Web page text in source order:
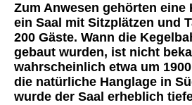
Zum Anwesen gehörten eine
ein Saal mit Sitzplätzen und
200 Gäste. Wann die
gebaut wurden, ist nicht
wahrscheinlich etwa um
die natürliche Hanglage in
wurde der Saal erheblich